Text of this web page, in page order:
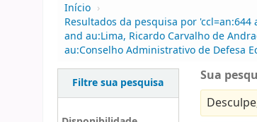
Início ›
Resultados da pesquisa por
and au:Lima, Ricardo Carvalho de
au:Conselho Administrativo de Defesa
Filtre sua pesquisa
Sua